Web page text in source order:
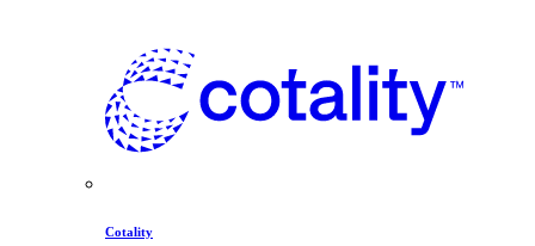
Cotality